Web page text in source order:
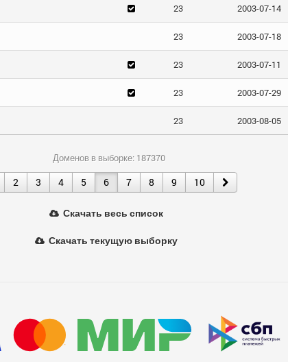
23 2003-07-14
23 2003-07-18
23 2003-07-11
23 2003-07-29
23 2003-08-05
Доменов в выборке: 187370
2 3 4 5 6 7 8 9 10
Скачать весь список
Скачать текущую выборку